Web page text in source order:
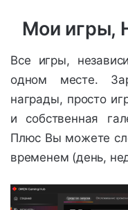
Мои игры,
Все игры,
одном месте.
награды, просто
и собственная
Плюс Вы можете
временем (день,